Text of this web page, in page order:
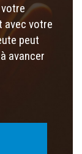
avec votre
peut
avancer